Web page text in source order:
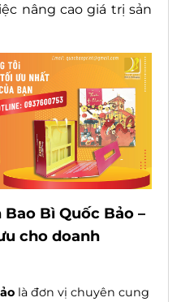
nâng cao giá trị sản
Bì Quốc Bảo –
cho doanh
là đơn vị chuyên cung